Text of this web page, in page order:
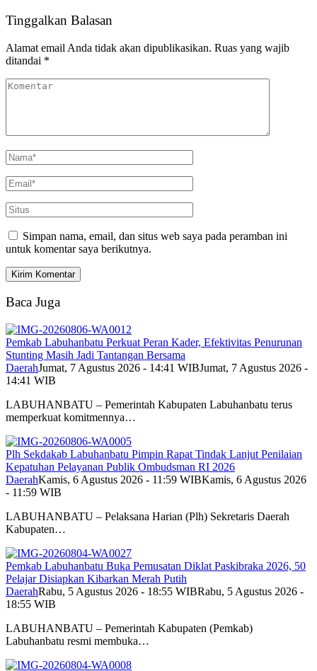
Tinggalkan Balasan
Alamat email Anda tidak akan dipublikasikan. Ruas yang wajib
ditandai *
Simpan nama, email, dan situs web saya pada peramban ini
untuk komentar saya berikutnya.
Baca Juga
Pemkab Labuhanbatu Perkuat Peran Kader, Efektivitas Penurunan
Stunting Masih Jadi Tantangan Bersama
DaerahJumat, 7 Agustus 2026 - 14:41 WIBJumat, 7 Agustus 2026 -
14:41 WIB
LABUHANBATU – Pemerintah Kabupaten Labuhanbatu terus
memperkuat komitmennya…
Plh Sekdakab Labuhanbatu Pimpin Rapat Tindak Lanjut Penilaian
Kepatuhan Pelayanan Publik Ombudsman RI 2026
DaerahKamis, 6 Agustus 2026 - 11:59 WIBKamis, 6 Agustus 2026
- 11:59 WIB
LABUHANBATU – Pelaksana Harian (Plh) Sekretaris Daerah
Kabupaten…
Pemkab Labuhanbatu Buka Pemusatan Diklat Paskibraka 2026, 50
Pelajar Disiapkan Kibarkan Merah Putih
DaerahRabu, 5 Agustus 2026 - 18:55 WIBRabu, 5 Agustus 2026 -
18:55 WIB
LABUHANBATU – Pemerintah Kabupaten (Pemkab)
Labuhanbatu resmi membuka…